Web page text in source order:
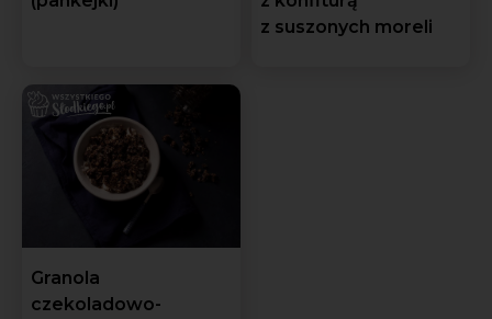
z suszonych moreli
Granola
czekoladowo-